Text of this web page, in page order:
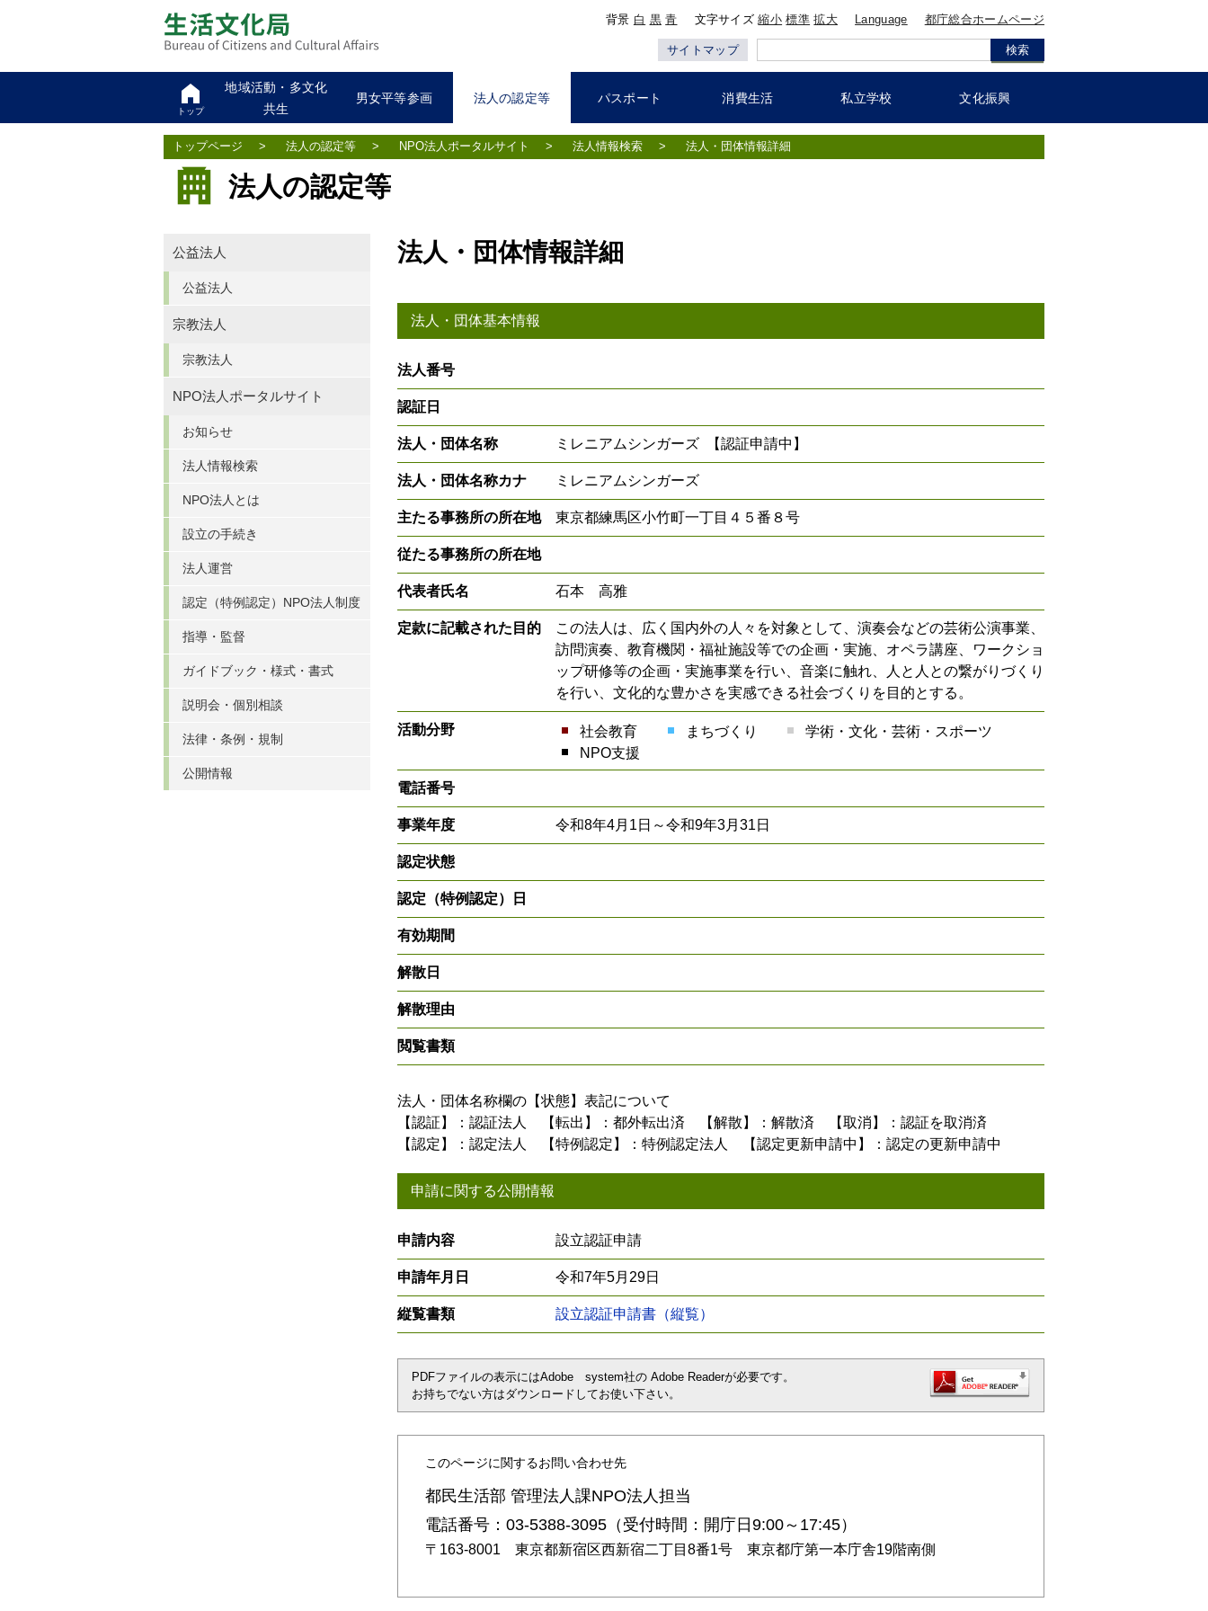
背景 白 黒 青 文字サイズ縮小 標準 拡大 Language 都庁総合ホームページ
サイトマップ
トップ
地域活動・多文化
共生
男女平等参画 法人の認定等 パスポート 消費生活 私立学校 文化振興
トップページ > 法人の認定等 > NPO法人ポータルサイト > 法人情報検索 > 法人・団体情報詳細
法人の認定等
法人・団体情報詳細
法人・団体基本情報
法人番号
認証日
法人・団体名称 ミレニアムシンガーズ 【認証申請中】
法人・団体名称カナ ミレニアムシンガーズ
主たる事務所の所在地 東京都練馬区小竹町一丁目４５番８号
従たる事務所の所在地
代表者氏名 石本 高雅
定款に記載された目的
この法人は、広く国内外の人々を対象として、演奏会などの芸術公演事業、
訪問演奏、教育機関・福祉施設等での企画・実施、オペラ講座、ワークショ
ップ研修等の企画・実施事業を行い、音楽に触れ、人と人との繋がりづくり
を行い、文化的な豊かさを実感できる社会づくりを目的とする。
活動分野 社会教育 まちづくり
学術・文化・芸術・スポーツ
NPO支援
電話番号
事業年度 令和8年4月1日～令和9年3月31日
認定状態
認定（特例認定）日
有効期間
解散日
解散理由
閲覧書類
法人・団体名称欄の【状態】表記について
【認証】：認証法人 【転出】：都外転出済 【解散】：解散済 【取消】：認証を取消済
【認定】：認定法人 【特例認定】：特例認定法人 【認定更新申請中】：認定の更新申請中
申請に関する公開情報
申請内容 設立認証申請
申請年月日 令和7年5月29日
縦覧書類 設立認証申請書（縦覧）
PDFファイルの表示にはAdobe system社の Adobe Readerが必要です。
お持ちでない方はダウンロードしてお使い下さい。
このページに関するお問い合わせ先
都民生活部 管理法人課NPO法人担当
電話番号：03-5388-3095（受付時間：開庁日9:00～17:45）
〒163-8001 東京都新宿区西新宿二丁目8番1号 東京都庁第一本庁舎19階南側
公益法人
公益法人
宗教法人
宗教法人
NPO法人ポータルサイト
お知らせ
法人情報検索
NPO法人とは
設立の手続き
法人運営
認定（特例認定）NPO法人制度
指導・監督
ガイドブック・様式・書式
説明会・個別相談
法律・条例・規制
公開情報